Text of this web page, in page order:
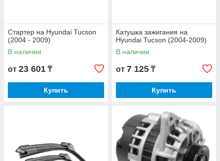
Стартер на Hyundai Tucson
(2004 - 2009)
В наличии
от 23 601 ₸
Купить
Катушка зажигания на
Hyundai Tucson (2004-2009)
В наличии
от 7 125 ₸
Купить